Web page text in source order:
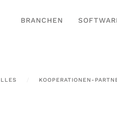
BRANCHEN
KOOPERATIONEN-